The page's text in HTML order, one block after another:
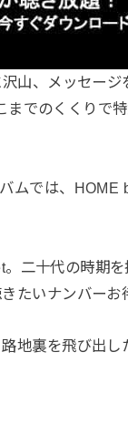
山、メッセー
でのくくりで
ムでは、
二十代の時期
たいナンバーお
地裏を飛び出